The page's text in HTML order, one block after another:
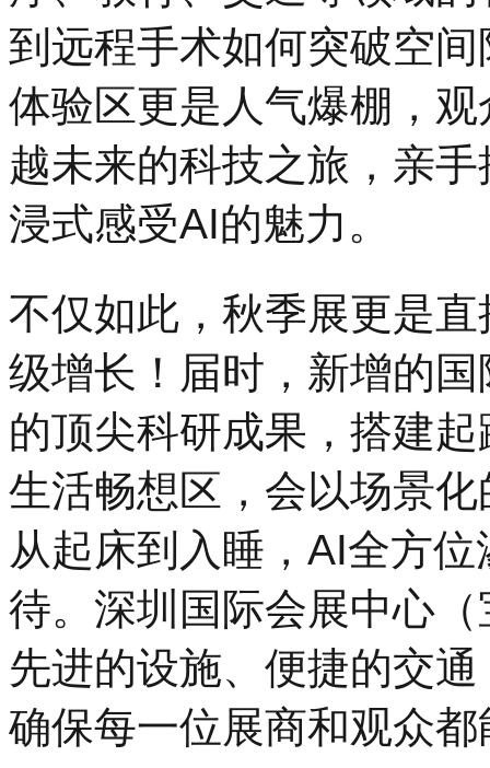
到远程手术如何突破空
体验区更是人气爆棚，
越未来的科技之旅，亲
浸式感受AI的魅力。
不仅如此，秋季展更是
级增长！届时，新增的
的顶尖科研成果，搭建
生活畅想区，会以场景
从起床到入睡，AI全方
待。深圳国际会展中心
先进的设施、便捷的交
确保每一位展商和观众